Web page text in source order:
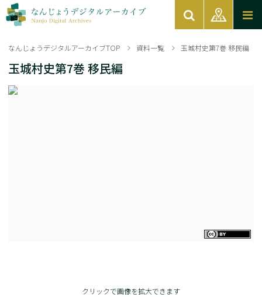
なんじょうデジタルアーカイブTOP 資料一覧 玉城村史第7巻 移民編
玉城村史第7巻 移民編
クリックで画像を拡大できます